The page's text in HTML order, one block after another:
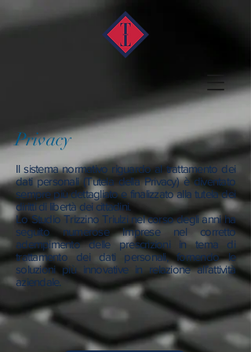
Il sistema normativo riguardo al trattamento dei
dati personali (Tutela della Privacy) è diventato
sempre più dettagliato e finalizzato alla tutela dei
diritti di libertà dei cittadini.
Lo Studio Trizzino Triulzi nel corso degli anni ha
seguito numerose Imprese nel corretto
adempimento delle prescrizioni in tema di
trattamento dei dati personali, fornendo le
soluzioni più innovative in relazione all’attività
aziendale.
Privacy